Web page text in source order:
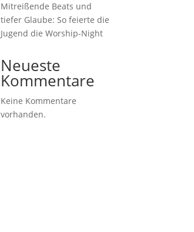
Mitreißende Beats und
tiefer Glaube: So feierte die
Jugend die Worship-Night
Neueste
Kommentare
Keine Kommentare
vorhanden.